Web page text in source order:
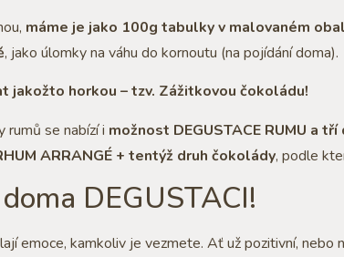
máme je jako 100g tabulky v malovaném
, jako úlomky na váhu do kornoutu (na pojídání doma).
jakožto horkou – tzv. Zážitkovou čokoládu!
rumů se nabízí i možnost DEGUSTACE RUMU a
ARRANGÉ + tentýž druh čokolády, podle
DEGUSTACI!
emoce, kamkoliv je vezmete. Ať už pozitivní, nebo